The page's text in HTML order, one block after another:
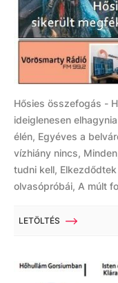
Hősies összefogás -
ideiglenesen
élén, Egyéves a
vízhiány nincs,
tudni kell,
olvasópróbái, A múlt
LETÖLTÉS